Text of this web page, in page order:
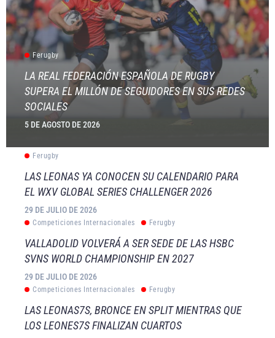
Ferugby
LA REAL FEDERACIÓN ESPAÑOLA DE RUGBY
SUPERA EL MILLÓN DE SEGUIDORES EN SUS REDES
SOCIALES
5 DE AGOSTO DE 2026
Ferugby
LAS LEONAS YA CONOCEN SU CALENDARIO PARA
EL WXV GLOBAL SERIES CHALLENGER 2026
29 DE JULIO DE 2026
Competiciones Internacionales Ferugby
VALLADOLID VOLVERÁ A SER SEDE DE LAS HSBC
SVNS WORLD CHAMPIONSHIP EN 2027
29 DE JULIO DE 2026
Competiciones Internacionales Ferugby
LAS LEONAS7S, BRONCE EN SPLIT MIENTRAS QUE
LOS LEONES7S FINALIZAN CUARTOS